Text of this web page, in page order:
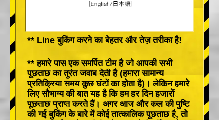
** Line बुकिंग करने का बेहतर और तेज़ तरीका है!
** हमारे पास एक समर्पित टीम है जो आपकी सभी
पूछताछ का तुरंत जवाब देती है (हमारा सामान्य
प्रतिक्रिया समय कुछ घंटों का होता है)। लेकिन हमारे
लिए सौभाग्य की बात यह है कि हम हर दिन हजारों
पूछताछ प्राप्त करते हैं। अगर आज और कल की पुष्टि
की गई बुकिंग के बारे में कोई तात्कालिक पूछताछ है, तो